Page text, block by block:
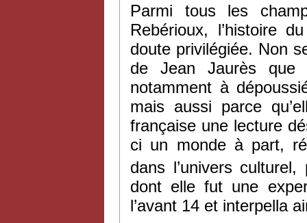
Parmi tous les
Rebérioux, l’histoire
doute privilégiée. Non
de Jean Jaurès que
notamment à
mais aussi parce
française une lecture
ci un monde à part,
dans l’univers
dont elle fut une
l’avant 14 et interpella